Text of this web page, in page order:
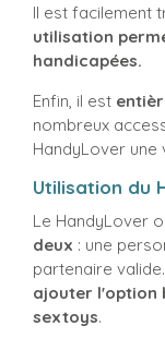
Il est facilement
utilisation
handicapées.
Enfin, il est
nombreux
HandyLover une
Utilisation du
Le HandyLover
deux : une
partenaire
ajouter l'option
sextoys.